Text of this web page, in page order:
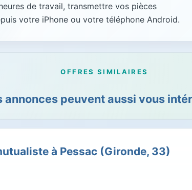
de travail, transmettre vos pièces
votre iPhone ou votre téléphone Android.
OFFRES SIMILAIRES
annonces peuvent aussi vous
à Pessac (Gironde, 33)